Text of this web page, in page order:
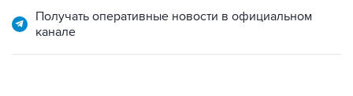
Получать оперативные новости в официальном
канале